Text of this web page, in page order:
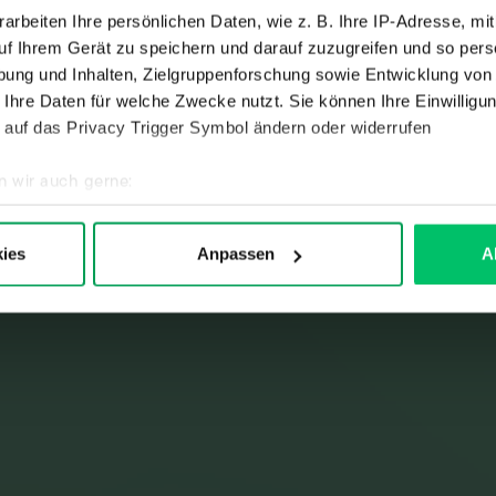
Ihre persönlichen Daten, wie z. B. Ihre IP-Adresse,
Ihrem Gerät zu speichern und darauf zuzugreifen und so
und Inhalten, Zielgruppenforschung sowie Entwicklung
Daten für welche Zwecke nutzt. Sie können Ihre
das Privacy Trigger Symbol ändern oder widerrufen
wir auch gerne:
geografische Lage erfassen, welche bis auf einige Meter
Ihre persönlichen Daten verarbeitet werden, und legen Sie
Anpassen
Spezielle Funktionen &
User Cases
Zum Video →